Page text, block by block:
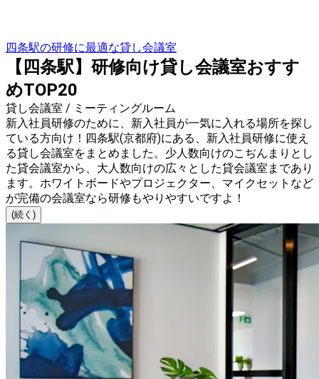
四条駅の研修に最適な貸し会議室
【四条駅】研修向け貸し会議室おすす
めTOP20
貸し会議室 / ミーティングルーム
新入社員研修のために、新入社員が一気に入れる場所を探し
ている方向け！四条駅(京都府)にある、新入社員研修に使え
る貸し会議室をまとめました。少人数向けのこぢんまりとし
た貸会議室から、大人数向けの広々とした貸会議室まであり
ます。ホワイトボードやプロジェクター、マイクセットなど
が完備の会議室なら研修もやりやすいですよ！
(続く)